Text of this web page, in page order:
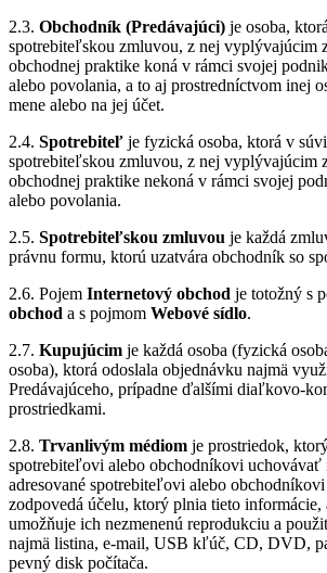
2.3. Obchodník (Predávajúci) je osoba,
spotrebiteľskou zmluvou, z nej vyplývajúcim
obchodnej praktike koná v rámci svojej
alebo povolania, a to aj prostredníctvom inej
mene alebo na jej účet.
2.4. Spotrebiteľ je fyzická osoba, ktorá v
spotrebiteľskou zmluvou, z nej vyplývajúcim
obchodnej praktike nekoná v rámci svojej
alebo povolania.
2.5. Spotrebiteľskou zmluvou je každá
právnu formu, ktorú uzatvára obchodník so
2.6. Pojem Internetový obchod je totožný s
obchod a s pojmom Webové sídlo.
2.7. Kupujúcim je každá osoba (fyzická
osoba), ktorá odoslala objednávku najmä
Predávajúceho, prípadne ďalšími diaľkovo-
prostriedkami.
2.8. Trvanlivým médiom je prostriedok,
spotrebiteľovi alebo obchodníkovi uchovávať
adresované spotrebiteľovi alebo
zodpovedá účelu, ktorý plnia tieto informácie,
umožňuje ich nezmenenú reprodukciu a
najmä listina, e-mail, USB kľúč, CD, DVD,
pevný disk počítača.